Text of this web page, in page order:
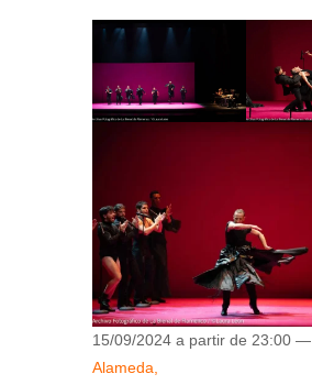
15/09/2024 a partir de 23:00 —
Alameda,